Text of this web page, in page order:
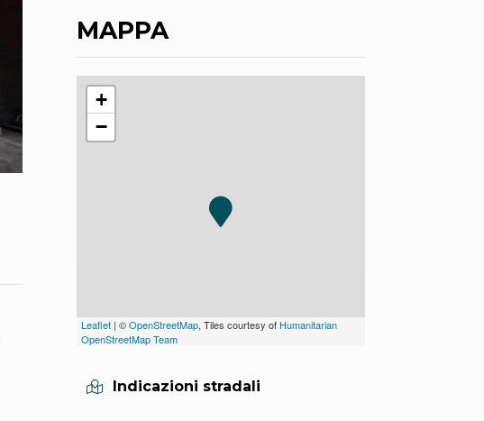
MAPPA
+
−
Leaflet | ©OpenStreetMap, Tiles courtesy of Humanitarian
OpenStreetMap Team
Indicazioni stradali